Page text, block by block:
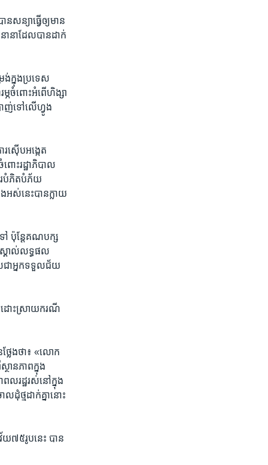
ន្យា​ធ្វើ​ឲ្យ​មាន​
នា​ដែល​បាន​ដាក់​
ង់​ក្នុង​ប្រទេស​
ភ​ចំពោះ​អំពើ​ហិង្សា​
ាញ់​ទៅ​លើ​ហ្វូង​
រ​ស៊ើប​អង្កេត​
ះ​រដ្ឋាភិបាល​
រ​បំភិតបំភ័យ​
ងអស់​នេះ​បាន​ក្លាយ​
ប៉ុន្តែ​គណបក្ស​
ស្គាល់​លទ្ធផល​
ជា​អ្នក​ទទួល​ជ័យ
រ​ដោះស្រាយ​ករណី​
លែង​ថា៖​ «លោក​
ានភាព​ក្នុង​
លរដ្ឋ​រស់​នៅ​ក្នុង​
ដុំ​ថ្ម​ដាក់​គ្នា​នោះ​
៧៥​រូប​នេះ​ បាន​